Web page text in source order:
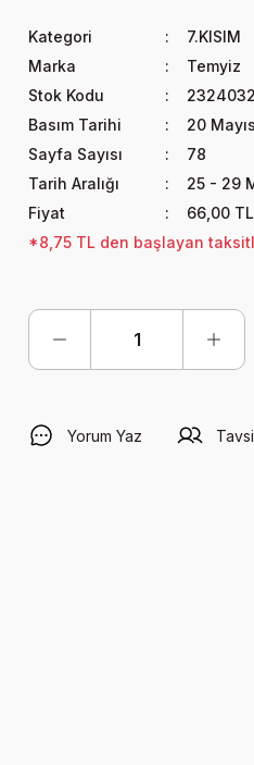
Kategori
7.KISIM
Marka
Temyiz
Stok Kodu
Basım Tarihi
20
Sayfa Sayısı
78
Tarih Aralığı
25 - 29
Fiyat
66,00
*8,75 TL den başlayan
Yorum Yaz